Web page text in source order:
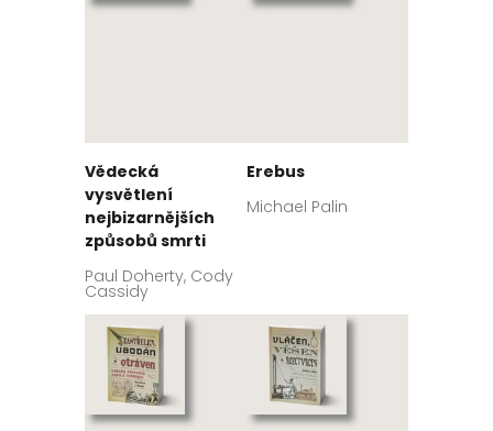
Vědecká
vysvětlení
nejbizarnějších
způsobů smrti
Paul Doherty, Cody
Cassidy
Erebus
Michael Palin